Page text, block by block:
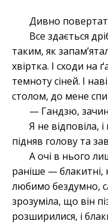
Дивно
Все здається
таким, як
хвіртка. І сходи на
темноту сіней. І
столом, до мене
— Гандзю,
Я не відповіла,
підняв голову та
А очі в нього
раніше — блакитні,
любимо бездумно,
зрозуміла, що він
розширилися, і